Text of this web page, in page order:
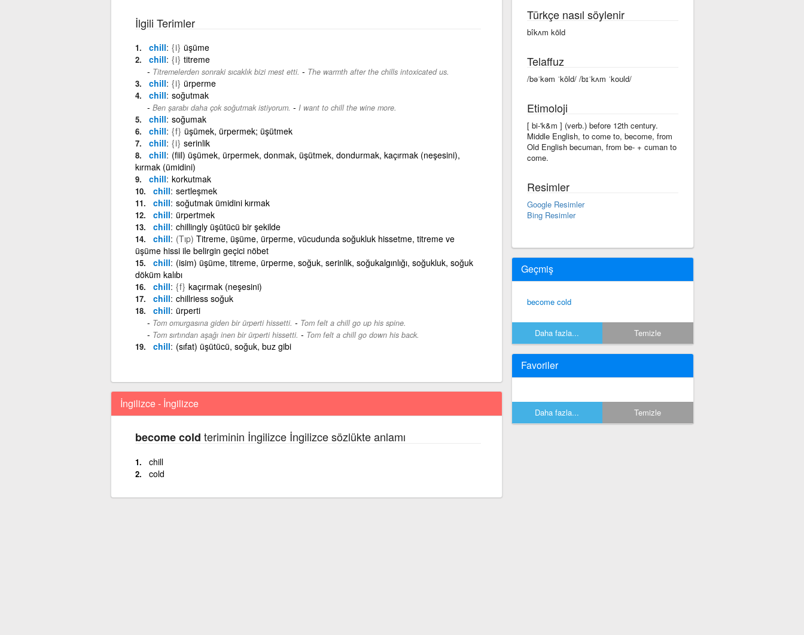
İlgili Terimler
chill {i} üşüme
chill {i} titreme
Titremelerden sonraki sıcaklık bizi mest etti. - The warmth after the chills intoxicated us.
chill {i} ürperme
chill soğutmak
Ben şarabı daha çok soğutmak istiyorum. - I want to chill the wine more.
chill soğumak
chill {f} üşümek, ürpermek; üşütmek
chill {i} serinlik
chill (fiil) üşümek, ürpermek, donmak, üşütmek, dondurmak, kaçırmak (neşesini),
kırmak (ümidini)
chill korkutmak
chill sertleşmek
chill soğutmak ümidini kırmak
chill ürpertmek
chill chillingly üşütücü bir şekilde
chill (Tıp) Titreme, üşüme, ürperme, vücudunda soğukluk hissetme, titreme ve
üşüme hissi ile belirgin geçici nöbet
chill (isim) üşüme, titreme, ürperme, soğuk, serinlik, soğukalgınlığı, soğukluk, soğuk
döküm kalıbı
chill {f} kaçırmak (neşesini)
chill chillriess soğuk
chill ürperti
Tom omurgasına giden bir ürperti hissetti. - Tom felt a chill go up his spine.
Tom sırtından aşağı inen bir ürperti hissetti. - Tom felt a chill go down his back.
chill (sıfat) üşütücü, soğuk, buz gibi
İngilizce - İngilizce
become cold teriminin İngilizce İngilizce sözlükte anlamı
chill
cold
Türkçe nasıl söylenir
bîkʌm kōld
Telaffuz
/bəˈkəm ˈkōld/ /bɪˈkʌm ˈkoʊld/
Etimoloji
[ bi-'k&m ] (verb.) before 12th century.
Middle English, to come to, become, from
Old English becuman, from be- + cuman to
come.
Resimler
Google Resimler
Bing Resimler
Geçmiş
become cold
Daha fazla... Temizle
Favoriler
Daha fazla... Temizle